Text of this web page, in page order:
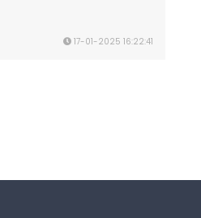
17-01-2025 16:22:41